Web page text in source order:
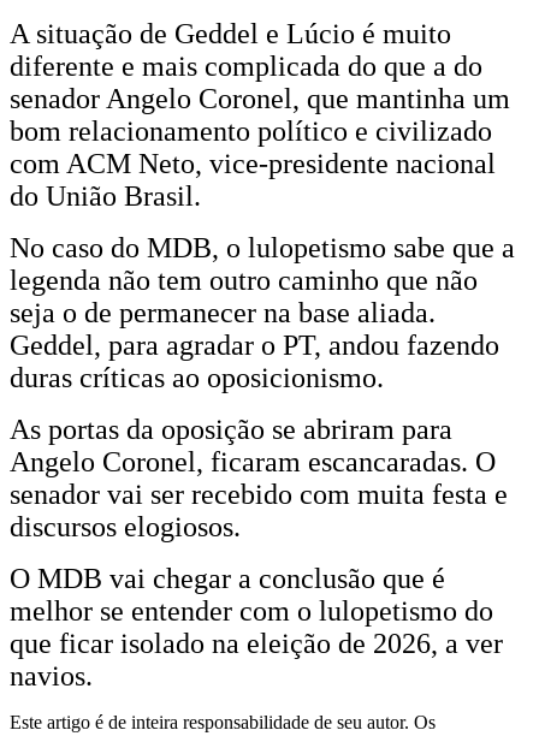
A situação de Geddel e Lúcio é muito
diferente e mais complicada do que a do
senador Angelo Coronel, que mantinha um
bom relacionamento político e civilizado
com ACM Neto, vice-presidente nacional
do União Brasil.
No caso do MDB, o lulopetismo sabe que a
legenda não tem outro caminho que não
seja o de permanecer na base aliada.
Geddel, para agradar o PT, andou fazendo
duras críticas ao oposicionismo.
As portas da oposição se abriram para
Angelo Coronel, ficaram escancaradas. O
senador vai ser recebido com muita festa e
discursos elogiosos.
O MDB vai chegar a conclusão que é
melhor se entender com o lulopetismo do
que ficar isolado na eleição de 2026, a ver
navios.
Este artigo é de inteira responsabilidade de seu autor. Os